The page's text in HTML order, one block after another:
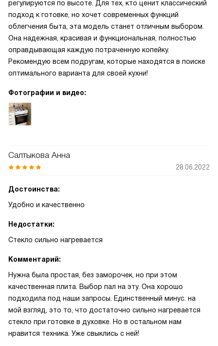
регулируются по высоте. Для тех, кто ценит классический
подход к готовке, но хочет современных функций
облегчения быта, эта модель станет отличным выбором.
Она надежная, красивая и функциональная, полностью
оправдывающая каждую потраченную копейку.
Рекомендую всем подругам, которые находятся в поиске
оптимального варианта для своей кухни!
Фотографии и видео:
Салтыкова Анна
28.06.2022
Достоинства:
Удобно и качественно
Недостатки:
Стекло сильно нагревается
Комментарий:
Нужна была простая, без заморочек, но при этом
качественная плита. Выбор пал на эту. Она хорошо
подходила под наши запросы. Единственный минус. на
мой взгляд, это то, что достаточно сильно нагревается
стекло при готовке в духовке. Но в остальном нам
нравится техника. Уже свыклись с ней!